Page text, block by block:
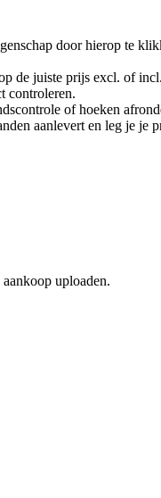
door hierop te
de juiste prijs excl. of
controleren.
of hoeken
aanlevert en leg je
uploaden.